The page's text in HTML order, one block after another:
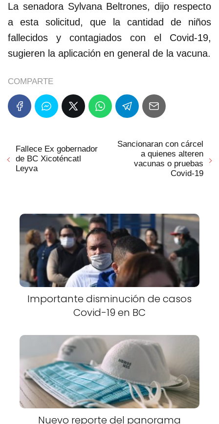
La senadora Sylvana Beltrones, dijo respecto
a esta solicitud, que la cantidad de niños
fallecidos y contagiados con el Covid-19,
sugieren la aplicación en general de la vacuna.
COMPARTE
Fallece Ex gobernador
de BC Xicoténcatl
Leyva
Sancionaran con cárcel
a quienes alteren
vacunas o pruebas
Covid-19
Importante disminución de casos
Covid-19 en BC
Nuevo reporte del panorama